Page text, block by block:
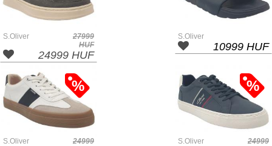
S.Oliver
27999
HUF
24999 HUF
S.Oliver
10999 HUF
%
S.Oliver
24999
%
S.Oliver
24999